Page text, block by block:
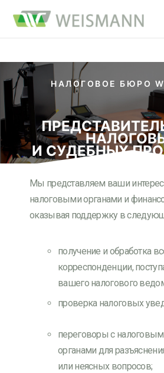
НАЛОГОВОЕ БЮРО
И СУДЕБНЫХ
Мы представляем ваши
налоговыми органами и
оказывая поддержку в
получение и обработка
корреспонденции,
вашего налогового
проверка налоговых
переговоры с
органами для
или неясных вопросов;